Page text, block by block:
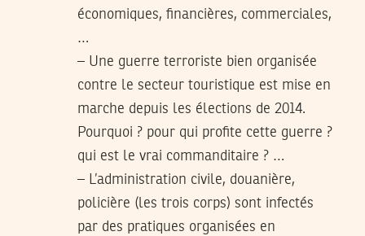
économiques, financières, commerciales,
…
– Une guerre terroriste bien organisée
contre le secteur touristique est mise en
marche depuis les élections de 2014.
Pourquoi ? pour qui profite cette guerre ?
qui est le vrai commanditaire ? …
– L’administration civile, douanière,
policière (les trois corps) sont infectés
par des pratiques organisées en